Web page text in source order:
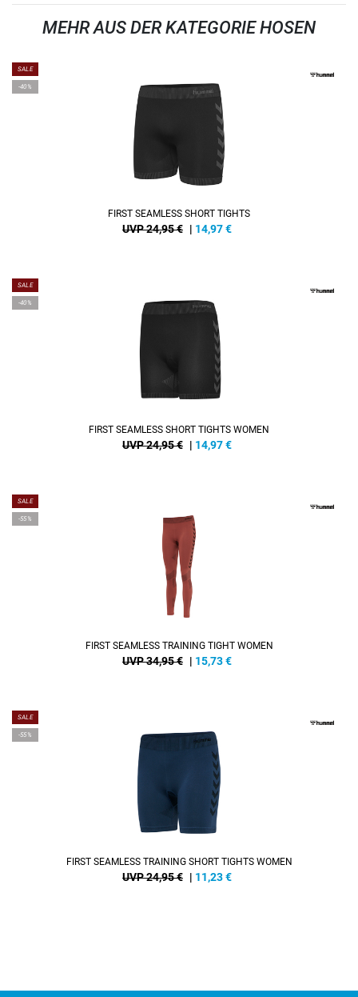
MEHR AUS DER KATEGORIE HOSEN
SALE
-40%
FIRST SEAMLESS SHORT TIGHTS
UVP 24,95 € | 14,97€
SALE
-40%
FIRST SEAMLESS SHORT TIGHTS WOMEN
UVP 24,95 € | 14,97€
SALE
-55%
FIRST SEAMLESS TRAINING TIGHT WOMEN
UVP 34,95 € | 15,73€
SALE
-55%
FIRST SEAMLESS TRAINING SHORT TIGHTS WOMEN
UVP 24,95 € | 11,23€